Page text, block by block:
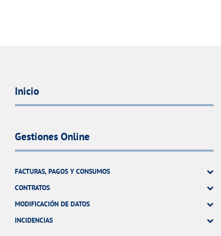
Inicio
Gestiones Online
FACTURAS, PAGOS Y CONSUMOS
CONTRATOS
MODIFICACIÓN DE DATOS
INCIDENCIAS